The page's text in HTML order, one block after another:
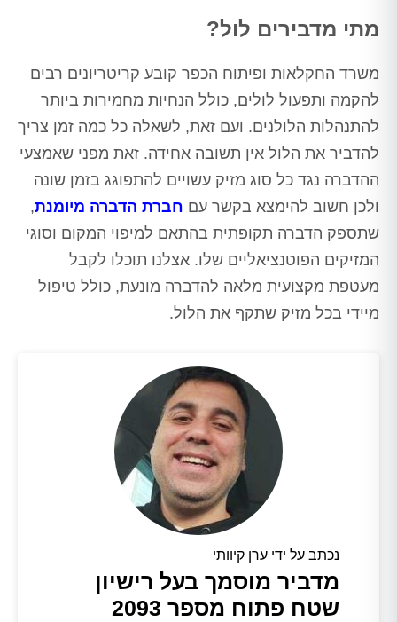
מתי מדבירים לול?
משרד החקלאות ופיתוח הכפר קובע קריטריונים רבים
להקמה ותפעול לולים, כולל הנחיות מחמירות ביותר
להתנהלות הלולנים. ועם זאת, לשאלה כל כמה זמן צריך
להדביר את הלול אין תשובה אחידה. זאת מפני שאמצעי
ההדברה נגד כל סוג מזיק עשויים להתפוגג בזמן שונה
ולכן חשוב להימצא בקשר עם חברת הדברה מיומנת,
שתספק הדברה תקופתית בהתאם למיפוי המקום וסוגי
המזיקים הפוטנציאליים שלו. אצלנו תוכלו לקבל
מעטפת מקצועית מלאה להדברה מונעת, כולל טיפול
מיידי בכל מזיק שתקף את הלול.
נכתב על ידי ערן קיוותי
מדביר מוסמך בעל רישיון
שטח פתוח מספר 2093